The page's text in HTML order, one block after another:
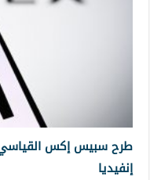
طرح سبيس إكس
إنفيديا